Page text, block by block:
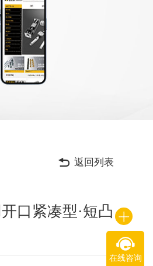
返回列表
口紧凑型·短凸
在线咨询